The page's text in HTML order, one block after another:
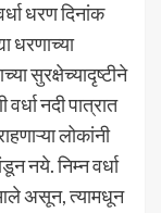
धरण दिनांक
धरणाच्या
सुरक्षेच्यादृष्टीने
नदी पात्रात
लोकांनी
नये. निम्न वर्धा
असून, त्यामधून